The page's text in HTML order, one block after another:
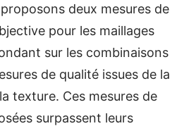
deux mesures de
pour les maillages
sur les combinaisons
de qualité issues de la
texture. Ces mesures de
surpassent leurs